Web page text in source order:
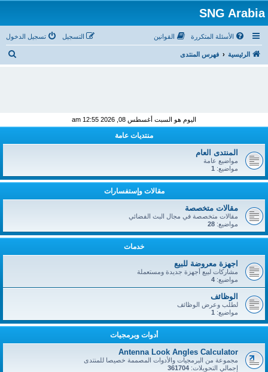
SNG Arabia
الأسئلة المتكررة القوانين تسجيل الدخول التسجيل
الرئيسية فهرس المنتدى
اليوم هو السبت أغسطس 08, 2026 12:55 am
منتديات عامة
المنتدى العام
مواضيع عامة
مواضيع: 1
مقالات وإستفسارات
مقالات متخصصة
مقالات متخصصة في مجال البث الفضائي
مواضيع: 28
خدمات
اجهزة معروضة للبيع
مشاركات لبيع أجهزة جديدة ومستعملة
مواضيع: 4
الوظائف
لطلب وعرض الوظائف
مواضيع: 1
أدوات وبرمجيات
Antenna Look Angles Calculator
مجموعة من البرمجيات والأدوات المصممة خصيصا للمنتدى
إجمالي التحويلات: 361704